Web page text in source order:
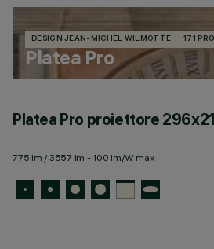
DESIGN JEAN-MICHEL WILMOTTE 171
Platea Pro
Platea Pro proiettore
775 lm / 3557 lm - 100 lm/W max